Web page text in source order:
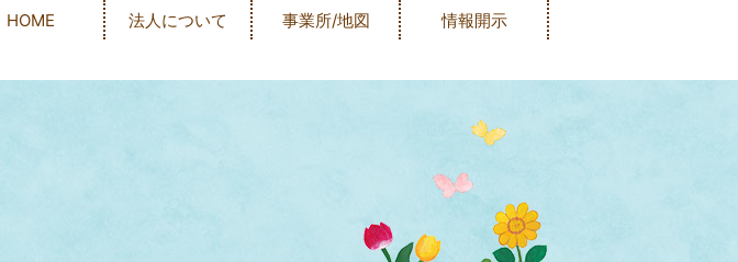
HOME 法人について 事業所/地図 情報開示